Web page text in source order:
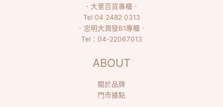
． 大里百貨專櫃 ．
Tel 04 2482 0313
． 忠明大潤發B1專櫃 ．
Tel： 04-22067013
ABOUT
關於品牌
門市據點